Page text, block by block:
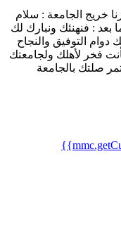
خريج الجامعة : سلام
بعد : فنهنئك ونبارك لك
التوفيق والنجاح
فخر لأهلك ولجامعتك
صلتك بالجامعة